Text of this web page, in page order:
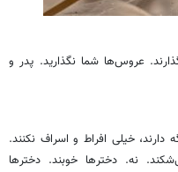
عروس‌ها شما نگذارید. پدر و
خیلی افراط و اسراف نکنند.
نه. دخترها خوبند. دخترها